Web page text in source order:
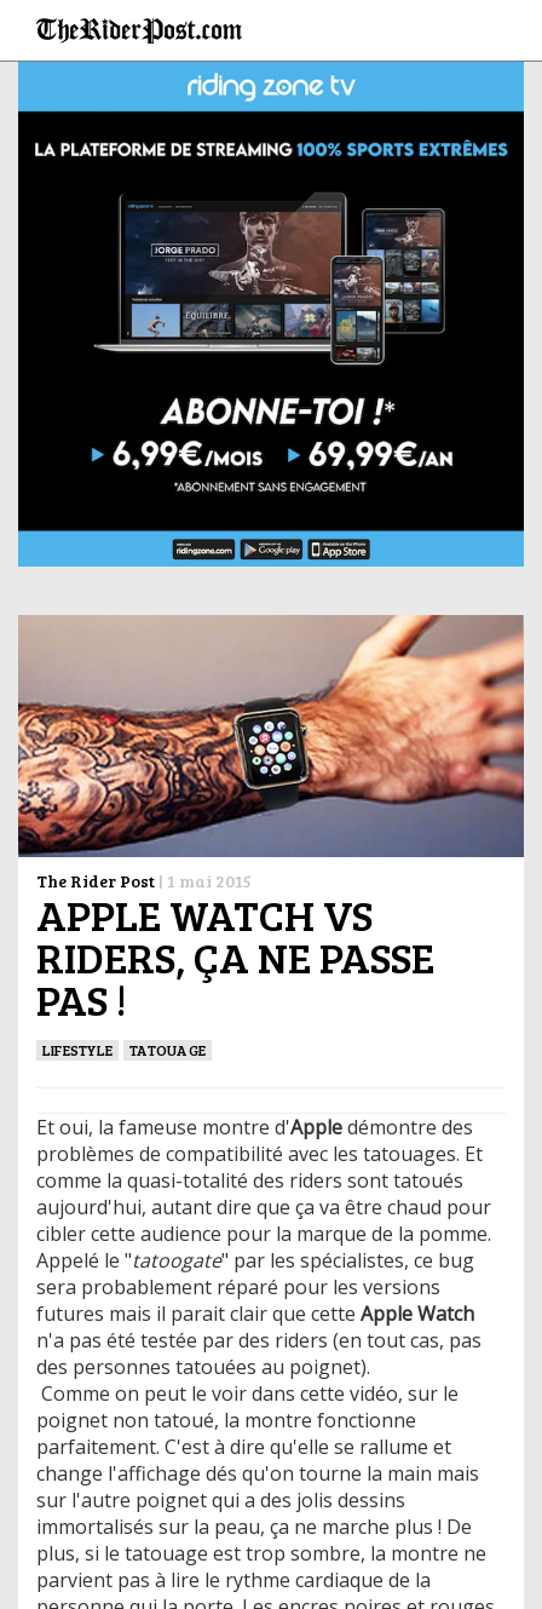
The Rider Post | 1 mai 2015
APPLE WATCH VS
RIDERS, ÇA NE PASSE
PAS !
LIFESTYLE TATOUAGE
Et oui, la fameuse montre d'Appledémontre des
problèmes de compatibilité avec les tatouages. Et
comme la quasi-totalité des riders sont tatoués
aujourd'hui, autant dire que ça va être chaud pour
cibler cette audience pour la marque de la pomme.
Appelé le "tatoogate" par les spécialistes, ce bug
sera probablement réparé pour les versions
futures mais il parait clair que cette Apple Watch
n'a pas été testée par des riders (en tout cas, pas
des personnes tatouées au poignet).
Comme on peut le voir dans cette vidéo, sur le
poignet non tatoué, la montre fonctionne
parfaitement. C'est à dire qu'elle se rallume et
change l'affichage dés qu'on tourne la main mais
sur l'autre poignet qui a des jolis dessins
immortalisés sur la peau, ça ne marche plus ! De
plus, si le tatouage est trop sombre, la montre ne
parvient pas à lire le rythme cardiaque de la